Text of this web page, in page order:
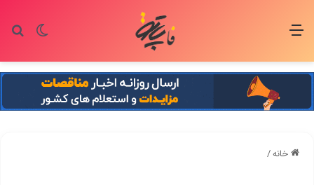
تغییر منو
خانه/